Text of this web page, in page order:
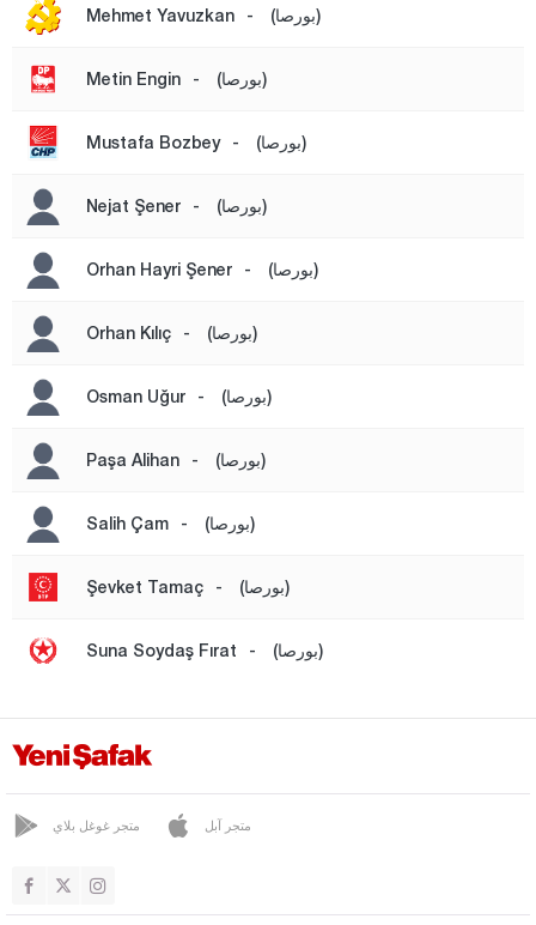
دياربكر
أدرنة
إلازغ
أرضروم
إيسكي شهير
غيراسون
كوموش خانة
هطاي
إيغدير
قهرمان ماراش
قارابوك
كارس
كاستاموني
كيركالي
Mehmet Yavuzkan - (بورصا)
Metin Engin - (بورصا)
Mustafa Bozbey - (بورصا)
Nejat Şener - (بورصا)
Orhan Hayri Şener - (بورصا)
Orhan Kılıç - (بورصا)
Osman Uğur - (بورصا)
Paşa Alihan - (بورصا)
Salih Çam - (بورصا)
Şevket Tamaç - (بورصا)
Suna Soydaş Fırat - (بورصا)
متجر غوغل بلاي متجر آبل